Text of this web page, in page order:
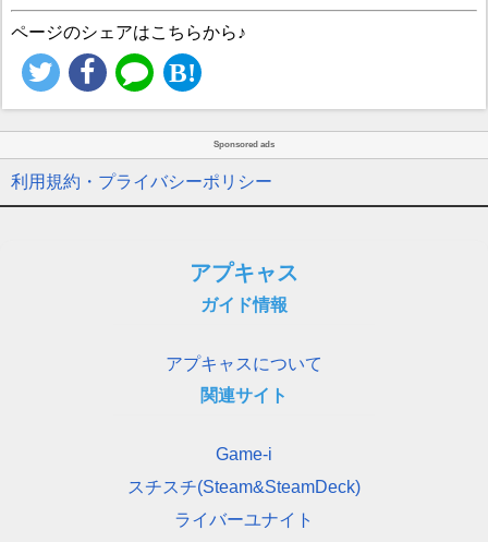
ページのシェアはこちらから♪
Sponsored ads
利用規約・プライバシーポリシー
アプキャス
ガイド情報
アプキャスについて
関連サイト
Game-i
スチスチ(Steam&SteamDeck)
ライバーユナイト